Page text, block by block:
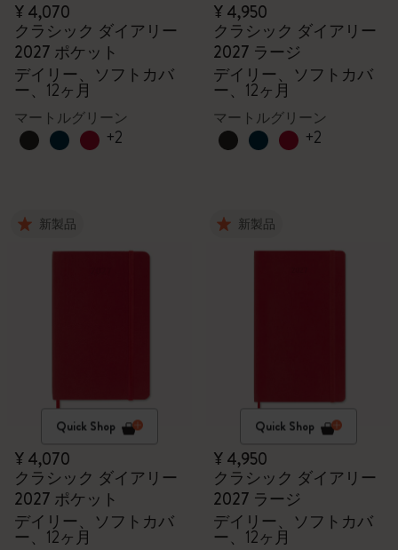
¥ 4,070
クラシック ダイアリー
2027 ポケット
デイリー、ソフトカバ
ー、12ヶ月
マートルグリーン
+2
¥ 4,950
クラシック ダイアリー
2027 ラージ
デイリー、ソフトカバ
ー、12ヶ月
マートルグリーン
+2
新製品
Quick Shop
¥ 4,070
クラシック ダイアリー
2027 ポケット
デイリー、ソフトカバ
ー、12ヶ月
新製品
Quick Shop
¥ 4,950
クラシック ダイアリー
2027 ラージ
デイリー、ソフトカバ
ー、12ヶ月